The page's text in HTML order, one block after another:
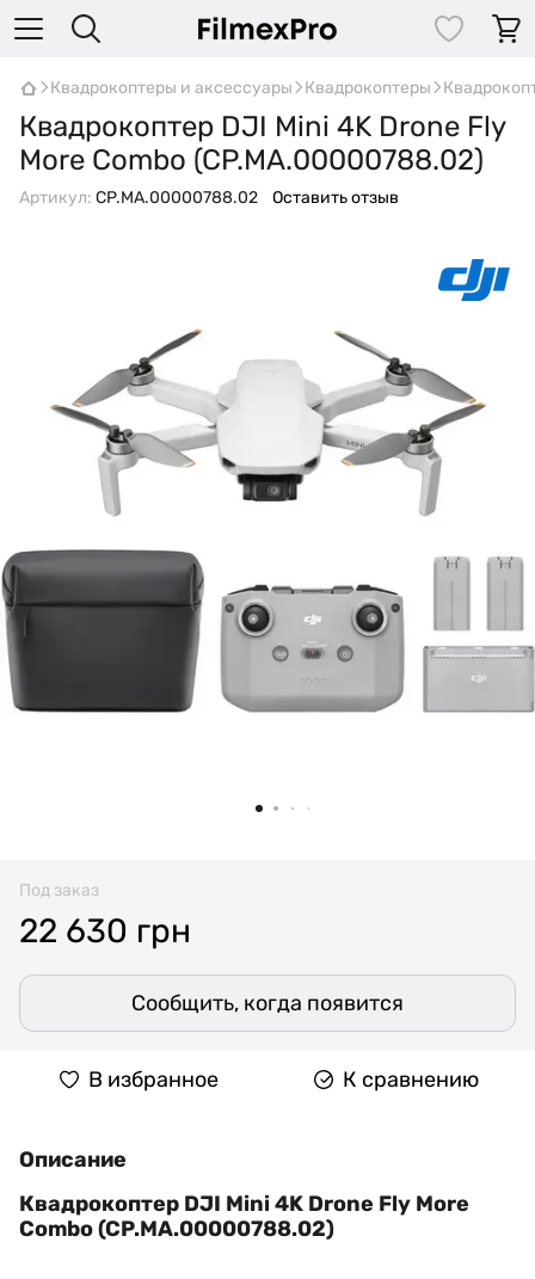
Квадрокоптеры и аксессуары Квадрокоптеры
Квадрокоптер DJI Mini 4K Drone Fly
More Combo (CP.MA.00000788.02)
Артикул: CP.MA.00000788.02 Оставить отзыв
Под заказ
22 630 грн
Сообщить, когда появится
В избранное К сравнению
Описание
Квадрокоптер DJI Mini 4K Drone Fly More
Combo (CP.MA.00000788.02)